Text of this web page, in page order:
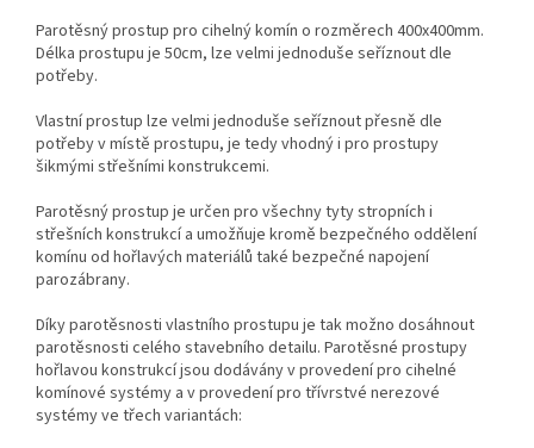
Parotěsný prostup pro cihelný komín o rozměrech 400x400mm.
Délka prostupu je 50cm, lze velmi jednoduše seříznout dle
potřeby.
Vlastní prostup lze velmi jednoduše seříznout přesně dle
potřeby v místě prostupu, je tedy vhodný i pro prostupy
šikmými střešními konstrukcemi.
Parotěsný prostup je určen pro všechny tyty stropních i
střešních konstrukcí a umožňuje kromě bezpečného oddělení
komínu od hořlavých materiálů také bezpečné napojení
parozábrany.
Díky parotěsnosti vlastního prostupu je tak možno dosáhnout
parotěsnosti celého stavebního detailu. Parotěsné prostupy
hořlavou konstrukcí jsou dodávány v provedení pro cihelné
komínové systémy a v provedení pro třívrstvé nerezové
systémy ve třech variantách: